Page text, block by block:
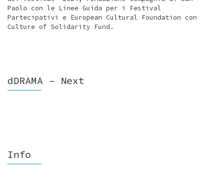
Paolo con le Linee Guida per i Festival
Partecipativi e European Cultural Foundation con
Culture of Solidarity Fund.
dDRAMA – Next
Info